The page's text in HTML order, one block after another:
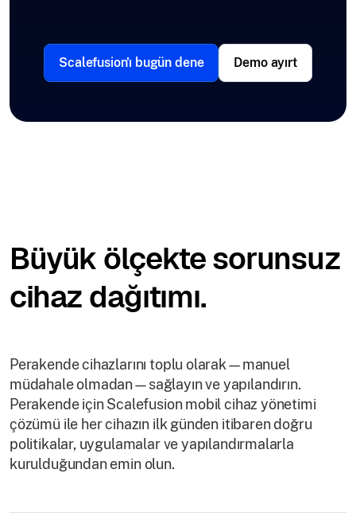
Scalefusion'ı bugün dene Demo ayırt
Büyük ölçekte sorunsuz
cihaz dağıtımı.
Perakende cihazlarını toplu olarak—manuel
müdahale olmadan—sağlayın ve yapılandırın.
Perakende için Scalefusion mobil cihaz yönetimi
çözümü ile her cihazın ilk günden itibaren doğru
politikalar, uygulamalar ve yapılandırmalarla
kurulduğundan emin olun.